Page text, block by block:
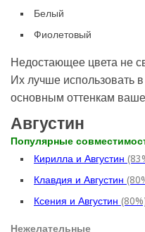
Белый
Фиолетовый
Недостающее цвета не
Их лучше использовать
основным оттенкам
Августин
Популярные
Кирилла и Августин
Клавдия и Августин
Ксения и Августин
Нежелательные